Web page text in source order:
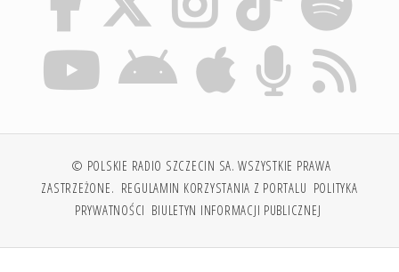
© POLSKIE RADIO SZCZECIN SA. WSZYSTKIE PRAWA
ZASTRZEŻONE. REGULAMIN KORZYSTANIA Z PORTALU POLITYKA
PRYWATNOŚCI BIULETYN INFORMACJI PUBLICZNEJ